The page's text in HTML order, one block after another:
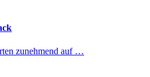
zunehmend auf …